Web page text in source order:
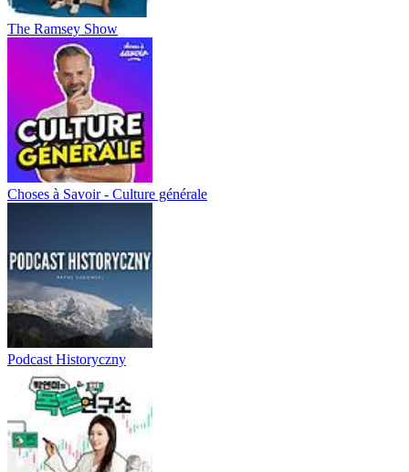
The Ramsey Show
Choses à Savoir - Culture générale
Podcast Historyczny